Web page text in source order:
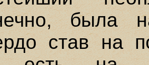
была
став на